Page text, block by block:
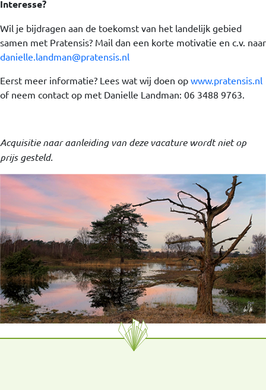
Interesse?
Wil je bijdragen aan de toekomst van het landelijk gebied
samen met Pratensis? Mail dan een korte motivatie en c.v. naar
danielle.landman@pratensis.nl
Eerst meer informatie? Lees wat wij doen op www.pratensis.nl
of neem contact op met Danielle Landman: 06 3488 9763.
Acquisitie naar aanleiding van deze vacature wordt niet op
prijs gesteld.